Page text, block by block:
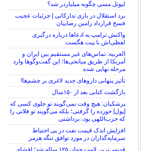
لیونل مسی چگونه میلیاردر شد؟
برد استقلال در بازی تدارکاتی | جزئیات عجیب
فسخ قرارداد رامین رضاییان
واکنش ترامپ به ادعاها درباره درگیری
لفظی‌اش با پیت هگست
العربیه: تماس‌های غیر مستقیم بین ایران و
آمریکا از طریق میانجی‌ها؛ این گفت‌و‌گو‌ها وارد
مرحله نهایی شده
تأثیر پنهانی داروهای جدید لاغری بر چشم‌ها!
بازگشت کتابی بعد از ۱۵۰سال
پزشکیان: هیچ وقت نمی‌گویند تو جلوی کسی که
[پول] خورده را گرفتی؛ بلکه می‌گویند تو فلانی را
که حزب‌اللهی بود، برداشتی
افزایش اندک قیمت نفت در پی احتیاط
سرمایه‌گذاران در مورد توافق تنگه هرمز
قدیمی‌ترین لامپ جهان ۱۲۵ ساله شد؛ افشای